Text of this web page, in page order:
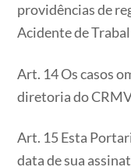
providências de
Acidente de
Art. 14 Os casos
diretoria do
​​​​​​​Art. 15 Esta
data de sua